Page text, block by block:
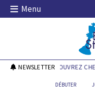
Skip
Menu
Echecs &
NEWSLETTERDÉCOUVREZ
DÉBUTER